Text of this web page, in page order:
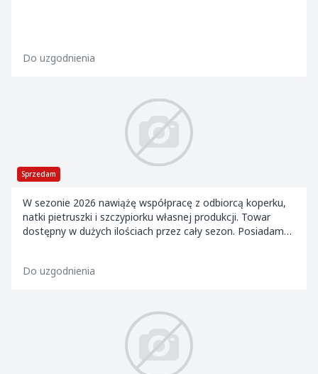
Do uzgodnienia
Sprzedam
W sezonie 2026 nawiążę współpracę z odbiorcą koperku,
natki pietruszki i szczypiorku własnej produkcji. Towar
dostępny w dużych ilościach przez cały sezon. Posiadam
Do uzgodnienia